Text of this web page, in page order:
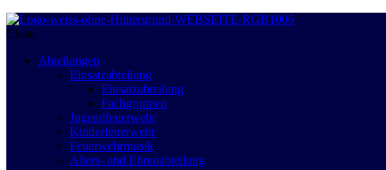
Close
Abteilungen
Einsatzabteilung
Einsatzabteilung
Fachgruppen
Jugendfeuerwehr
Kinderfeuerwehr
Feuerwehrmusik
Alters- und Ehrenabteilung